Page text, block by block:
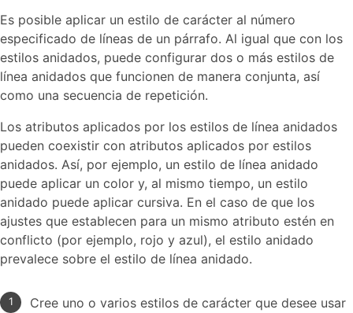
Es posible aplicar un estilo de carácter al número
especificado de líneas de un párrafo. Al igual que con los
estilos anidados, puede configurar dos o más estilos de
línea anidados que funcionen de manera conjunta, así
como una secuencia de repetición.
Los atributos aplicados por los estilos de línea anidados
pueden coexistir con atributos aplicados por estilos
anidados. Así, por ejemplo, un estilo de línea anidado
puede aplicar un color y, al mismo tiempo, un estilo
anidado puede aplicar cursiva. En el caso de que los
ajustes que establecen para un mismo atributo estén en
conflicto (por ejemplo, rojo y azul), el estilo anidado
prevalece sobre el estilo de línea anidado.
Cree uno o varios estilos de carácter que desee usar